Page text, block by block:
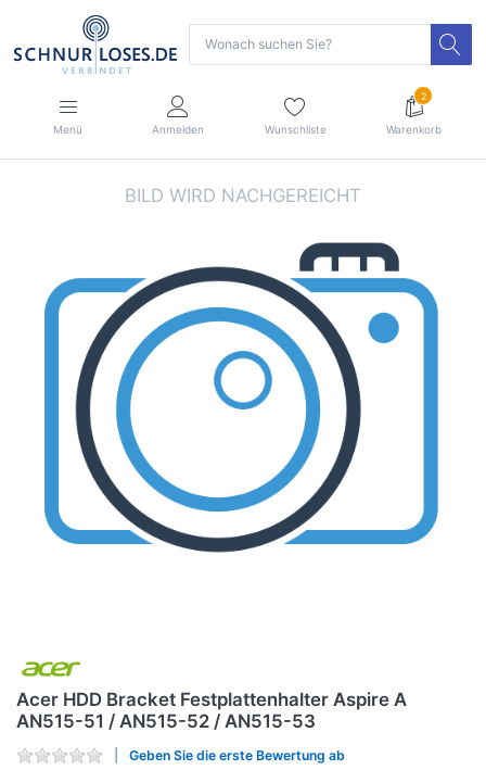
Menü Anmelden Wunschliste
2
Warenkorb
Acer HDD Bracket Festplattenhalter Aspire A
AN515-51 / AN515-52 / AN515-53
Geben Sie die erste Bewertung ab